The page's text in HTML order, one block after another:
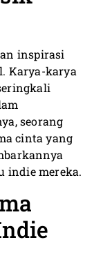
inspirasi
Karya-karya
seorang
cinta yang
indie mereka.